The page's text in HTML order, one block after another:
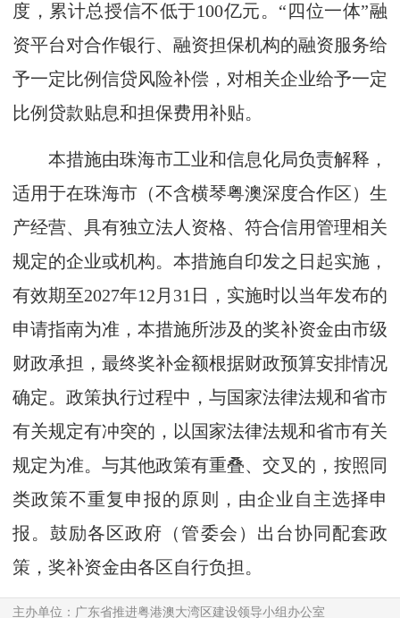
度，累计总授信不低于100亿元。“四位一体”融
资平台对合作银行、融资担保机构的融资服务给
予一定比例信贷风险补偿，对相关企业给予一定
比例贷款贴息和担保费用补贴。
本措施由珠海市工业和信息化局负责解释，
适用于在珠海市（不含横琴粤澳深度合作区）生
产经营、具有独立法人资格、符合信用管理相关
规定的企业或机构。本措施自印发之日起实施，
有效期至2027年12月31日，实施时以当年发布的
申请指南为准，本措施所涉及的奖补资金由市级
财政承担，最终奖补金额根据财政预算安排情况
确定。政策执行过程中，与国家法律法规和省市
有关规定有冲突的，以国家法律法规和省市有关
规定为准。与其他政策有重叠、交叉的，按照同
类政策不重复申报的原则，由企业自主选择申
报。鼓励各区政府（管委会）出台协同配套政
策，奖补资金由各区自行负担。
主办单位：广东省推进粤港澳大湾区建设领导小组办公室